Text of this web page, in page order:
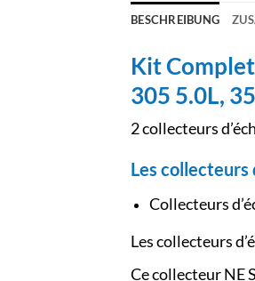
BESCHREIBUNG
Kit
305 5.0L,
2 collecteurs
Les collecteurs
Collecteurs
Les collecteurs
Ce collecteur NE